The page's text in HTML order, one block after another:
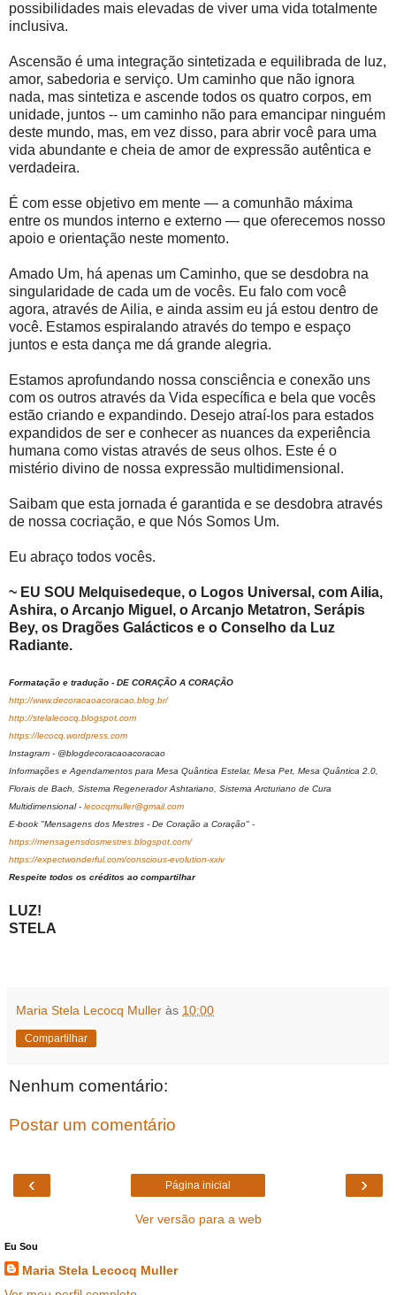
possibilidades mais elevadas de viver uma vida totalmente
inclusiva.
Ascensão é uma integração sintetizada e equilibrada de luz,
amor, sabedoria e serviço. Um caminho que não ignora
nada, mas sintetiza e ascende todos os quatro corpos, em
unidade, juntos -- um caminho não para emancipar ninguém
deste mundo, mas, em vez disso, para abrir você para uma
vida abundante e cheia de amor de expressão autêntica e
verdadeira.
É com esse objetivo em mente — a comunhão máxima
entre os mundos interno e externo — que oferecemos nosso
apoio e orientação neste momento.
Amado Um, há apenas um Caminho, que se desdobra na
singularidade de cada um de vocês. Eu falo com você
agora, através de Ailia, e ainda assim eu já estou dentro de
você. Estamos espiralando através do tempo e espaço
juntos e esta dança me dá grande alegria.
Estamos aprofundando nossa consciência e conexão uns
com os outros através da Vida específica e bela que vocês
estão criando e expandindo. Desejo atraí-los para estados
expandidos de ser e conhecer as nuances da experiência
humana como vistas através de seus olhos. Este é o
mistério divino de nossa expressão multidimensional.
Saibam que esta jornada é garantida e se desdobra através
de nossa cocriação, e que Nós Somos Um.
Eu abraço todos vocês.
~ EU SOU Melquisedeque, o Logos Universal, com Ailia,
Ashira, o Arcanjo Miguel, o Arcanjo Metatron, Serápis
Bey, os Dragões Galácticos e o Conselho da Luz
Radiante.
Formatação e tradução - DE CORAÇÃO A CORAÇÃO
http://www.decoracaoacoracao.blog.br/
http://stelalecocq.blogspot.com
https://lecocq.wordpress.com
Instagram - @blogdecoracaoacoracao
Informações e Agendamentos para Mesa Quântica Estelar, Mesa Pet, Mesa Quântica 2.0,
Florais de Bach, Sistema Regenerador Ashtariano, Sistema Arcturiano de Cura
Multidimensional - lecocqmuller@gmail.com
E-book "Mensagens dos Mestres - De Coração a Coração" -
https://mensagensdosmestres.blogspot.com/
https://expectwonderful.com/conscious-evolution-xxiv
Respeite todos os créditos ao compartilhar
LUZ!
STELA
Maria Stela Lecocq Muller às 10:00
Compartilhar
Nenhum comentário:
Postar um comentário
‹ ›
Página inicial
Ver versão para a web
Eu Sou
Maria Stela Lecocq Muller